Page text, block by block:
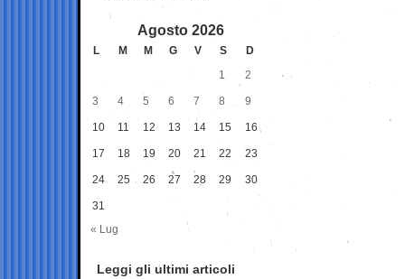
Agosto 2026
L M M G V S
D
1
2
3 4 5 6 7 8 9
10 11 12 13 14 15 16
17 18 19 20 21 22 23
24 25 26 27 28 29 30
31
« Lug
Leggi gli ultimi articoli